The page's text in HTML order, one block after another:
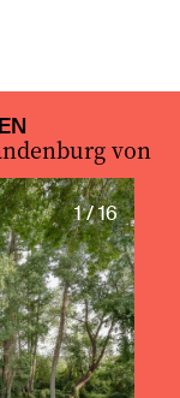
von
1 / 16